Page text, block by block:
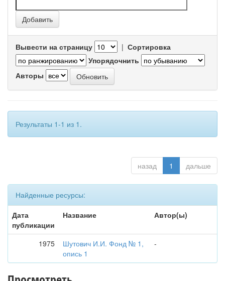
Вывести на страницу | Сортировка
Упорядочнить
Авторы
Результаты 1-1 из 1.
назад 1 дальше
Найденные ресурсы:
Дата
публикации
Название Автор(ы)
1975
Шутович И.И. Фонд № 1,
опись 1
-